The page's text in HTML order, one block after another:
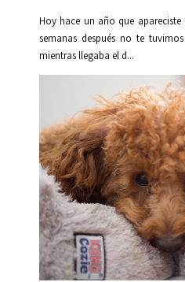
Hoy hace un año que apareciste
semanas después no te
mientras llegaba el d...